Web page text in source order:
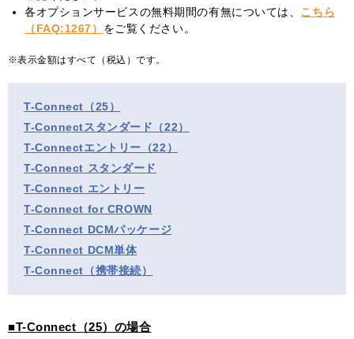
各オプションサービスの無料期間の有無については、 こちら
（FAQ:1267） をご覧ください。
表示金額はすべて（税込）です。
T-Connect（25）
T-Connectスタンダード（22）
T-Connectエントリー（22）
T-Connect スタンダード
T-Connect エントリー
T-Connect for CROWN
T-Connect DCMパッケージ
T-Connect DCM単体
T-Connect（携帯接続）
■T-Connect（25）の場合